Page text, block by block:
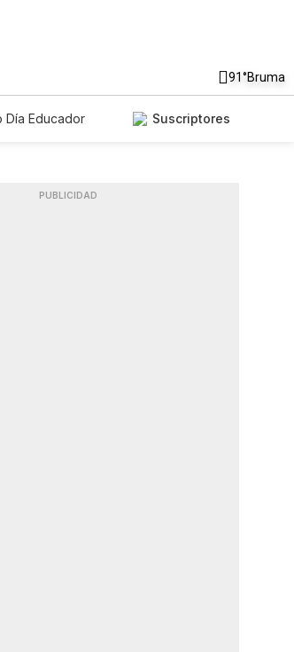
91°Bruma
Día Educador
Suscriptores
PUBLICIDAD